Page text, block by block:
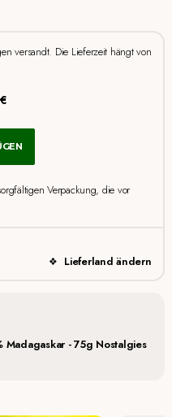
versandt. Die Lieferzeit hängt von
Verpackung, die vor
Lieferland ändern
Madagaskar - 75g Nostalgies